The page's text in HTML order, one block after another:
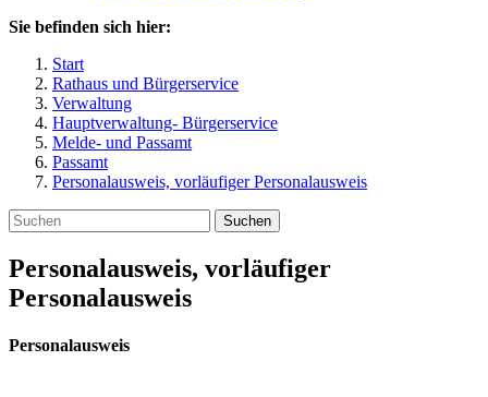
Sie befinden sich hier:
Start
Rathaus und Bürgerservice
Verwaltung
Hauptverwaltung- Bürgerservice
Melde- und Passamt
Passamt
Personalausweis, vorläufiger Personalausweis
Suchen
Personalausweis, vorläufiger
Personalausweis
Personalausweis